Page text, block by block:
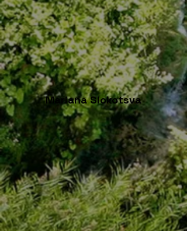
Mariana Slokotsva